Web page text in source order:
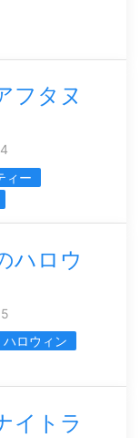
フタヌ
ィー
ハロウ
ハロウィン
イトラ